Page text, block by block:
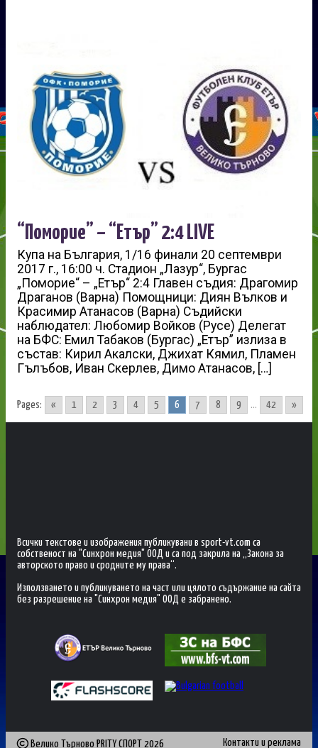
“Поморие” – “Етър” 2:4 LIVE
Купа на България, 1/16 финали 20 септември
2017 г., 16:00 ч. Стадион „Лазур“, Бургас
„Поморие“ – „Етър“ 2:4 Главен съдия: Драгомир
Драганов (Варна) Помощници: Диян Вълков и
Красимир Атанасов (Варна) Съдийски
наблюдател: Любомир Войков (Русе) Делегат
на БФС: Емил Табаков (Бургас) „Етър” излиза в
състав: Кирил Акалски, Джихат Кямил, Пламен
Гълъбов, Иван Скерлев, Димо Атанасов, […]
Pages: « 1 2 3 4 5 6 7 8 9 ... 42 »
Всички текстове и изображения публикувани в sport-vt.com са
собственост на "Синхрон медия" ООД и са под закрила на „Закона за
авторското право и сродните му права“.
Използването и публикуването на част или цялото съдържание на сайта
без разрешение на "Синхрон медия" ООД е забранено.
Велико Търново PRITY СПОРТ 2026 Контакти и реклама